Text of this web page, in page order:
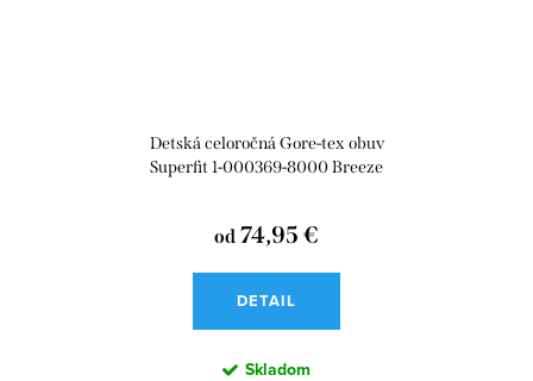
Detská celoročná Gore-tex obuv
Superfit 1-000369-8000 Breeze
od 74,95 €
DETAIL
Skladom